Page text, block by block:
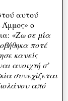
αυτού
ο
«Ζω σε μία
ποτέ
κανείς
ανοιχτή σ’
συνεχίζεται
από